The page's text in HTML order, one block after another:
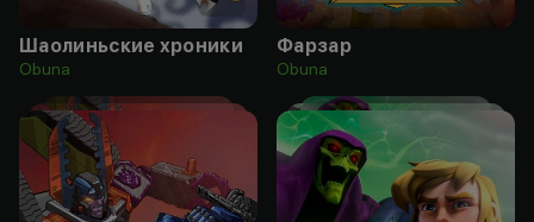
Шаолиньские хроники
Obuna
Фарзар
Obuna